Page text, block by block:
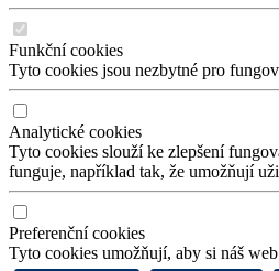
Funkční cookies
Tyto cookies jsou nezbytné pro
Analytické cookies
Tyto cookies slouží ke zlepšení
funguje, například tak, že umožňují
Preferenční cookies
Tyto cookies umožňují, aby si náš